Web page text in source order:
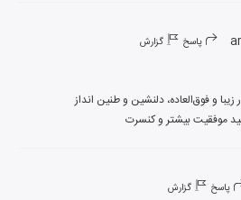
پاسخ گزارش
موفقیت بیشتر و کنسرت
پاسخ گزارش